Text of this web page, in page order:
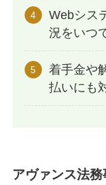
Webシス
況をいつ
着手金や
払いにも
アヴァンス法